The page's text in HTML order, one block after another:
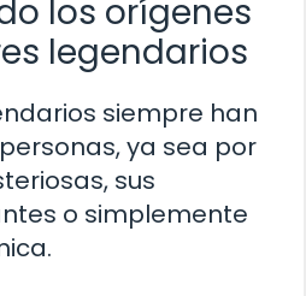
los orígenes
legendarios
siempre han
ya sea por
sus
o simplemente